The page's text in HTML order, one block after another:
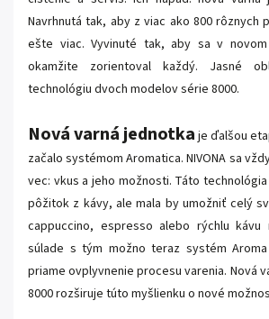
Navrhnutá tak, aby z viac ako 800 rôznych
ešte viac. Vyvinuté tak, aby sa v
okamžite zorientoval každý. Jasné
technológiu dvoch modelov série 8000.
Nová varná jednotka je ďalšou
začalo systémom Aromatica. NIVONA sa
vec: vkus a jeho možnosti. Táto
pôžitok z kávy, ale mala by umožniť celý
cappuccino, espresso alebo rýchlu kávu
súlade s tým možno teraz systém
priame ovplyvnenie procesu varenia. Nová
8000 rozširuje túto myšlienku o nové